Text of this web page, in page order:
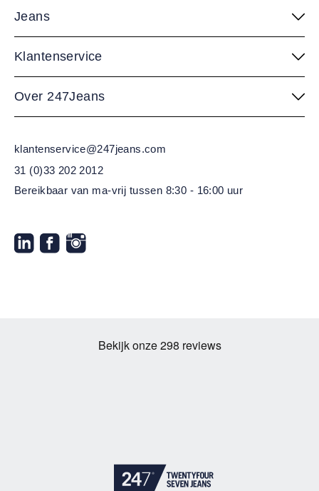
Jeans
Klantenservice
Over 247Jeans
klantenservice@247jeans.com
31 (0)33 202 2012
Bereikbaar van ma-vrij tussen 8:30 - 16:00 uur